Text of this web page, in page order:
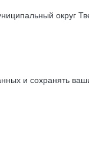
округ
и сохранять